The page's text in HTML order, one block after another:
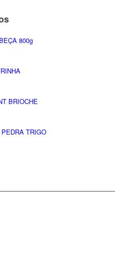
800g
BRIOCHE
TRIGO